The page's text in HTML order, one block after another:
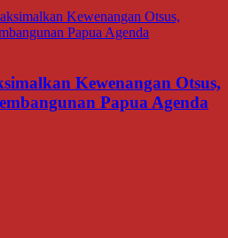
Kewenangan Otsus,
Papua Agenda